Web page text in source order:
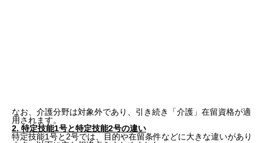
なお、介護分野は対象外であり、引き続き「介護」在留資格が適
用されます。
2. 特定技能1号と特定技能2号の違い
特定技能1号と2号では、目的や在留条件などに大きな違いがあり